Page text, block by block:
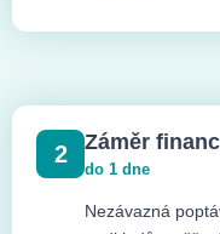
2 Záměr
do 1 dne
Nezávazná